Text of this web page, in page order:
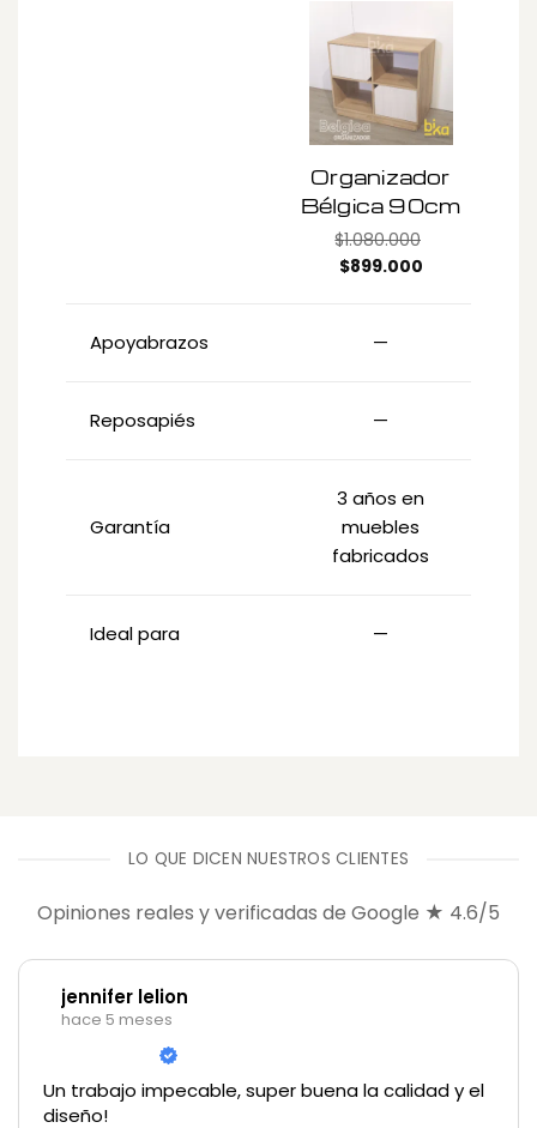
Organizador
Bélgica 90cm
$1.080.000
Original
$1.080.000.
$899.000Current
Apoyabrazos —
Reposapiés —
Garantía
3 años en
muebles
fabricados
Ideal para —
LO QUE DICEN NUESTROS CLIENTES
Opiniones reales y verificadas de Google ★ 4.6/5
jennifer lelion
hace 5 meses
Un trabajo impecable, super buena la calidad y el
diseño!